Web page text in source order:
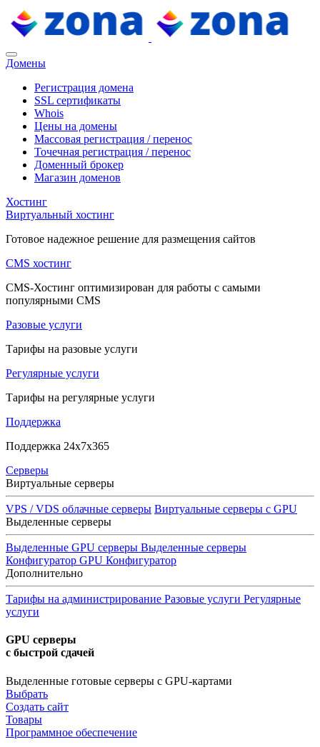
Домены
Регистрация домена
SSL сертификаты
Whois
Цены на домены
Массовая регистрация / перенос
Точечная регистрация / перенос
Доменный брокер
Магазин доменов
Хостинг
Виртуальный хостинг
Готовое надежное решение для размещения сайтов
CMS хостинг
CMS-Хостинг оптимизирован для работы с самыми
популярными CMS
Разовые услуги
Тарифы на разовые услуги
Регулярные услуги
Тарифы на регулярные услуги
Поддержка
Поддержка 24x7x365
Серверы
Виртуальные серверы
VPS / VDS облачные серверы Виртуальные серверы с GPU
Выделенные серверы
Выделенные GPU серверы Выделенные серверы
Конфигуратор GPU Конфигуратор
Дополнительно
Тарифы на администрирование Разовые услуги Регулярные
услуги
GPU серверы
с быстрой сдачей
Выделенные готовые серверы с GPU-картами
Выбрать
Создать сайт
Товары
Программное обеспечение